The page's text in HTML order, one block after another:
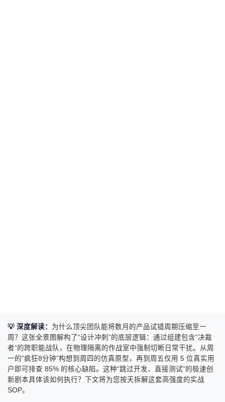
💡 深度解读： 为什么顶尖团队能将数月的产品试错周期压缩至一
周？这张全景图解构了“设计冲刺”的底层逻辑：通过组建包含“决裁
者”的跨职能战队，在物理隔离的作战室中强制切断日常干扰。从周
一的“疯狂8分钟”构想到周四的仿真原型，再到周五仅用 5 位真实用
户即可排查 85% 的核心缺陷。这种“跳过开发、直接测试”的极速创
新剧本具体该如何执行？下文将为您按天拆解这套高强度的实战
SOP。